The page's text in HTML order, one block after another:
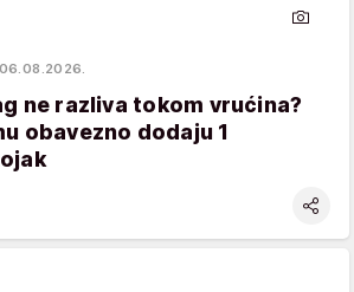
06.08.2026.
ne razliva tokom vrućina?
obavezno dodaju 1